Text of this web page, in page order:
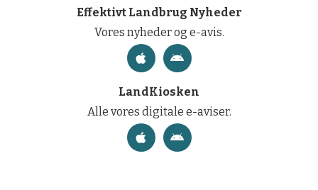
Effektivt Landbrug Nyheder
Vores nyheder og e-avis.
LandKiosken
Alle vores digitale e-aviser.